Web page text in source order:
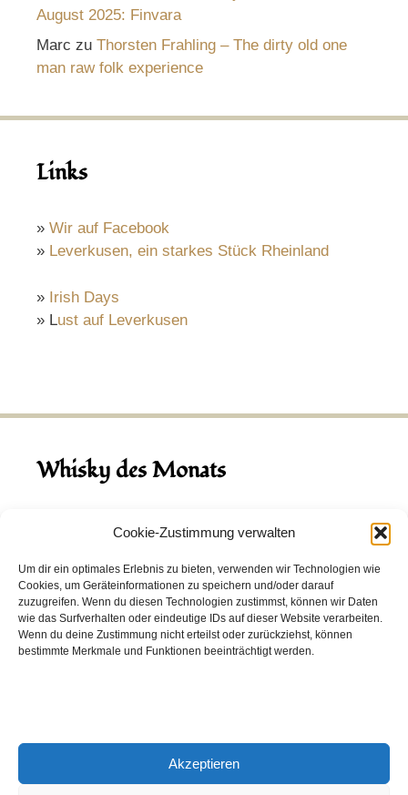
Cookie-Zustimmung verwalten
Um dir ein optimales Erlebnis zu bieten, verwenden wir Technologien wie
Cookies, um Geräteinformationen zu speichern und/oder darauf
zuzugreifen. Wenn du diesen Technologien zustimmst, können wir Daten
wie das Surfverhalten oder eindeutige IDs auf dieser Website verarbeiten.
Wenn du deine Zustimmung nicht erteilst oder zurückziehst, können
bestimmte Merkmale und Funktionen beeinträchtigt werden.
Akzeptieren
August 2025: Finvara
Marc zu Thorsten Frahling – The dirty old one
man raw folk experience
Links
» Wir auf Facebook
» Leverkusen, ein starkes Stück Rheinland
» Irish Days
» Lust auf Leverkusen
Whisky des Monats
August 2026
Hinch Double Wood
Destillerie:Hinch(Irland)
Single Malt, 43.0%
Peated: Nein